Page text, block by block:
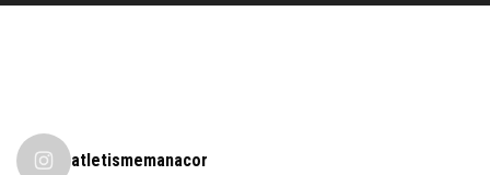
atletismemanacor